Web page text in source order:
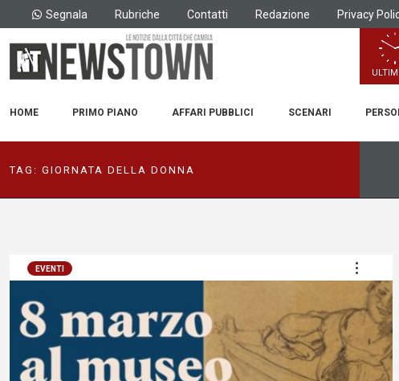
Segnala Rubriche Contatti Redazione Privacy
HOME PRIMO PIANO AFFARI PUBBLICI SCENARI
TAG: GIORNATA DELLA DONNA
EVENTI